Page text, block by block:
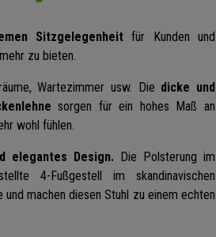
Sitzgelegenheit für Kunden und
zu bieten.
Wartezimmer usw. Die dicke und
sorgen für ein hohes Maß an
wohl fühlen.
elegantes Design. Die Polsterung im
4-Fußgestell im skandinavischen
machen diesen Stuhl zu einem echten